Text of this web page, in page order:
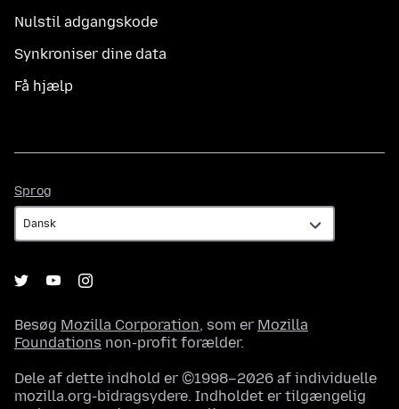
Nulstil adgangskode
Synkroniser dine data
Få hjælp
Sprog
Besøg Mozilla Corporation, som er Mozilla
Foundations non-profit forælder.
Dele af dette indhold er ©1998–2026 af individuelle
mozilla.org-bidragsydere. Indholdet er tilgængelig